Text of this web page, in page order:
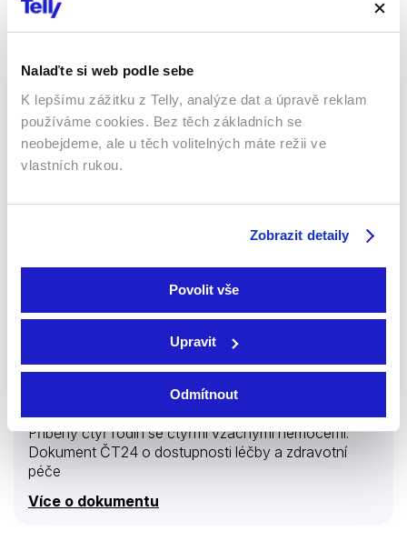
Nalaďte si web podle sebe
K lepšímu zážitku z Telly, analýze dat a úpravě reklam
používáme cookies. Bez těch základních se
neobejdeme, ale u těch volitelných máte režii ve
vlastních rukou.
Zobrazit detaily
Povolit vše
Upravit
Odmítnout
mnohdy zapomínal. Různorodá krajina poskytuje
útočiště obrovskému množství živých tvorů.
pochopili bychom tu krásu a propojenost mnohem
nejde, naštěstí ale existující tvůrci zaměření na
divokou přírodu, kteří trpělivě a v tichosti čekali
alespoň na některých místech Francie, aby natočili a
posléze poskytli materiál s úžasnými záběry. Yann
filmové epopeje a my tak…
Více o dokumentu
Když záleží na štěstí
Dokumenty
2025 | Česká republika
Příběhy čtyř rodin se čtyřmi vzácnými nemocemi.
Dokument ČT24 o dostupnosti léčby a zdravotní
péče
Více o dokumentu